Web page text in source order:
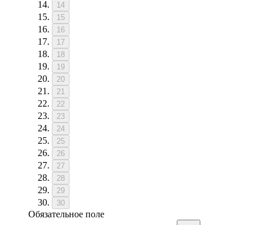
14
15
16
17
18
19
20
21
22
23
24
25
26
27
28
29
30
Обязательное поле